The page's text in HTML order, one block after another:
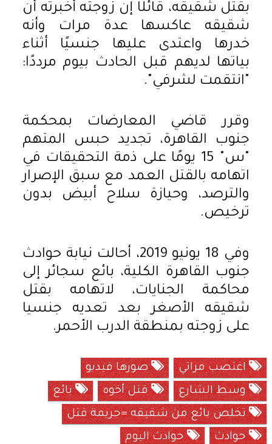
بقتل شقيقه، قائلًا إن زوجته أخبرته أن
شقيقه عاكسها عدة مرات وأنه
خدرها واعتدى عليها جنسيًا أثناء
بياتها لديهم قبل الحادث بيوم مرددًا:
"انتقمت لشرفي".
وقرر قاضي المعارضات بمحكمة
جنوب القاهرة، تجديد حبس المتهم
"س" 15 يومًا على ذمة التحقيقات في
اتهامه بالقتل العمد مع سبق الإصرار
والترصد، وحيازة سلاح أبيض بدون
ترخيص.
وفي 18 يونيو 2019، أحالت نيابة حوادث
جنوب القاهرة الكلية، بائع سجائر إلى
محاكمة الجنايات، لاتهامه بقتل
شقيقه الأصغر بعد تعديه جنسيا
على زوجته بمنطقة الدرب الأحمر.
اغتصب مراتي
صورها فيديو
وسط الشارع
قتل أخوه
بائع
تخلص بائع من شقيقه =جريمة قتل
حوادث
حوادث اليوم